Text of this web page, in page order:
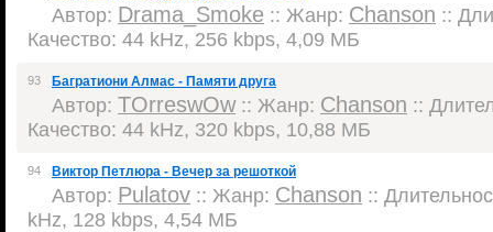
Автор: Drama_Smoke :: Жанр: Chanson ::
Качество: 44 kHz, 256 kbps, 4,09 МБ
93 Багратиони Алмас - Памяти друга
Автор: TOrreswOw:: Жанр: Chanson ::
Качество: 44 kHz, 320 kbps, 10,88 МБ
94 Виктор Петлюра - Вечер за решоткой
Автор: Pulatov :: Жанр: Chanson ::
kHz, 128 kbps, 4,54 МБ